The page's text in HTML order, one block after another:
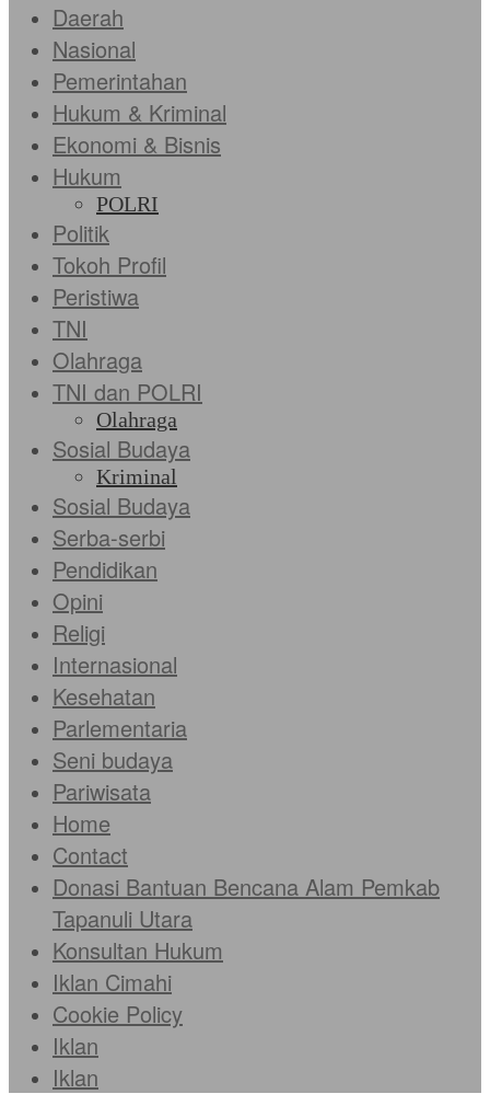
Daerah
Nasional
Pemerintahan
Hukum & Kriminal
Ekonomi & Bisnis
Hukum
POLRI
Politik
Tokoh Profil
Peristiwa
TNI
Olahraga
TNI dan POLRI
Olahraga
Sosial Budaya
Kriminal
Sosial Budaya
Serba-serbi
Pendidikan
Opini
Religi
Internasional
Kesehatan
Parlementaria
Seni budaya
Pariwisata
Home
Contact
Donasi Bantuan Bencana Alam Pemkab
Tapanuli Utara
Konsultan Hukum
Iklan Cimahi
Cookie Policy
Iklan
Iklan